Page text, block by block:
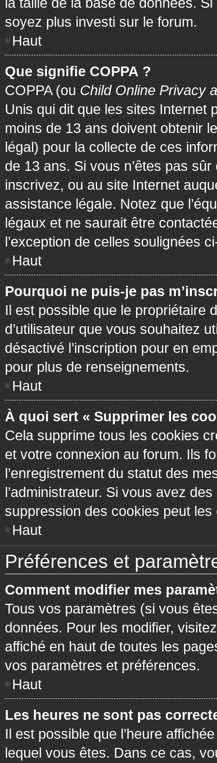
soyez plus investi sur le forum.
Haut
Que signifie COPPA ?
COPPA (ou Child Online Privacy
Unis qui dit que les sites Internet
moins de 13 ans doivent obtenir
légal) pour la collecte de ces
de 13 ans. Si vous n’êtes pas
inscrivez, ou au site Internet
assistance légale. Notez que
légaux et ne saurait être
l’exception de celles soulignées
Haut
Pourquoi ne puis-je pas
Il est possible que le propriétaire
d’utilisateur que vous souhaitez
désactivé l’inscription pour en
pour plus de renseignements.
Haut
À quoi sert « Supprimer les
Cela supprime tous les cookies
et votre connexion au forum. Ils
l’enregistrement du statut des
l’administrateur. Si vous avez
suppression des cookies peut les
Haut
Préférences et
Comment modifier mes
Tous vos paramètres (si vous
données. Pour les modifier,
affiché en haut de toutes les
vos paramètres et préférences.
Haut
Les heures ne sont pas
Il est possible que l’heure
lequel vous êtes. Dans ce cas,